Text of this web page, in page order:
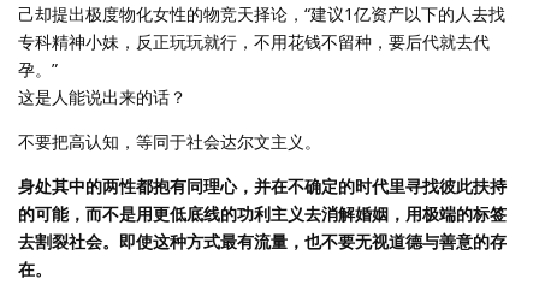
己却提出极度物化女性的物竞天择论，“建议1亿资产以下的人去找
专科精神小妹，反正玩玩就行，不用花钱不留种，要后代就去代
孕。”
这是人能说出来的话？
不要把高认知，等同于社会达尔文主义。
身处其中的两性都抱有同理心，并在不确定的时代里寻找彼此扶持
的可能，而不是用更低底线的功利主义去消解婚姻，用极端的标签
去割裂社会。即使这种方式最有流量，也不要无视道德与善意的存
在。